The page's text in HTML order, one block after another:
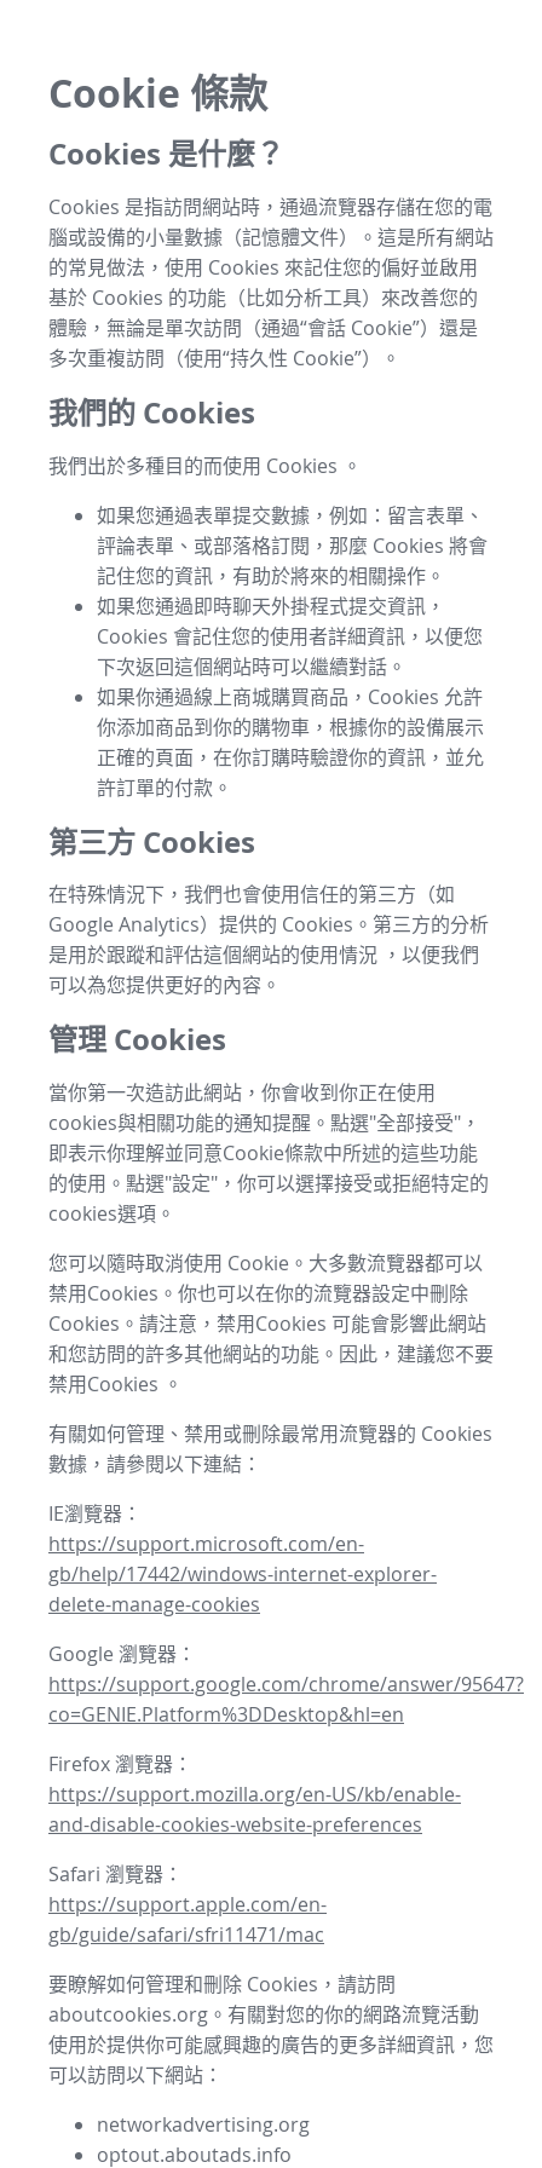
Cookie 條款
Cookies 是什麼？
Cookies 是指訪問網站時，通過流覽器存儲在您的電
腦或設備的小量數據（記憶體文件）。這是所有網站
的常見做法，使用 Cookies 來記住您的偏好並啟用
基於 Cookies 的功能（比如分析工具）來改善您的
體驗，無論是單次訪問（通過“會話 Cookie”）還是
多次重複訪問（使用“持久性 Cookie”）。
我們的 Cookies
我們出於多種目的而使用 Cookies 。
如果您通過表單提交數據，例如：留言表單、
評論表單、或部落格訂閱，那麼 Cookies 將會
記住您的資訊，有助於將來的相關操作。
如果您通過即時聊天外掛程式提交資訊，
Cookies 會記住您的使用者詳細資訊，以便您
下次返回這個網站時可以繼續對話。
如果你通過線上商城購買商品，Cookies 允許
你添加商品到你的購物車，根據你的設備展示
正確的頁面，在你訂購時驗證你的資訊，並允
許訂單的付款。
第三方 Cookies
在特殊情況下，我們也會使用信任的第三方（如
Google Analytics）提供的 Cookies。第三方的分析
是用於跟蹤和評估這個網站的使用情況 ，以便我們
可以為您提供更好的內容。
管理 Cookies
當你第一次造訪此網站，你會收到你正在使用
cookies與相關功能的通知提醒。點選"全部接受"，
即表示你理解並同意Cookie條款中所述的這些功能
的使用。點選"設定"，你可以選擇接受或拒絕特定的
cookies選項。
您可以隨時取消使用 Cookie。大多數流覽器都可以
禁用Cookies。你也可以在你的流覽器設定中刪除
Cookies。請注意，禁用Cookies 可能會影響此網站
和您訪問的許多其他網站的功能。因此，建議您不要
禁用Cookies 。
有關如何管理、禁用或刪除最常用流覽器的 Cookies
數據，請參閱以下連結：
IE瀏覽器：
https://support.microsoft.com/en-
gb/help/17442/windows-internet-explorer-
delete-manage-cookies
Google 瀏覽器：
https://support.google.com/chrome/answer/95647?
co=GENIE.Platform%3DDesktop&hl=en
Firefox 瀏覽器：
https://support.mozilla.org/en-US/kb/enable-
and-disable-cookies-website-preferences
Safari 瀏覽器：
https://support.apple.com/en-
gb/guide/safari/sfri11471/mac
要瞭解如何管理和刪除 Cookies，請訪問
aboutcookies.org。有關對您的你的網路流覽活動
使用於提供你可能感興趣的廣告的更多詳細資訊，您
可以訪問以下網站：
networkadvertising.org
optout.aboutads.info